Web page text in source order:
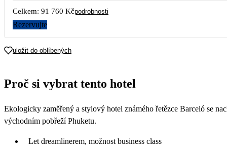
16 17 18 19 20 21
30
Celkem: 91 760 Kčpodrobnosti
Rezervujte
uložit do oblíbených
Proč si vybrat tento hotel
Ekologicky zaměřený a stylový hotel známého řetězce Barceló se
východním pobřeží Phuketu.
Let dreamlinerem, možnost business class